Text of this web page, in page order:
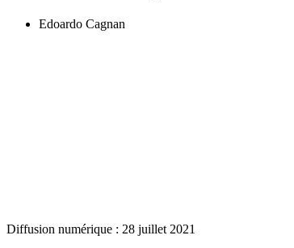
Edoardo Cagnan
Diffusion numérique : 28 juillet 2021